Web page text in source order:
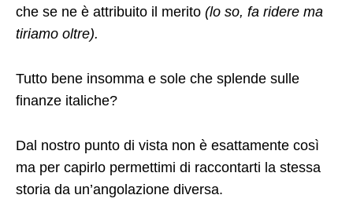
che se ne è attribuito il merito (lo so, fa ridere ma
tiriamo oltre).
Tutto bene insomma e sole che splende sulle
finanze italiche?
Dal nostro punto di vista non è esattamente così
ma per capirlo permettimi di raccontarti la stessa
storia da un’angolazione diversa.